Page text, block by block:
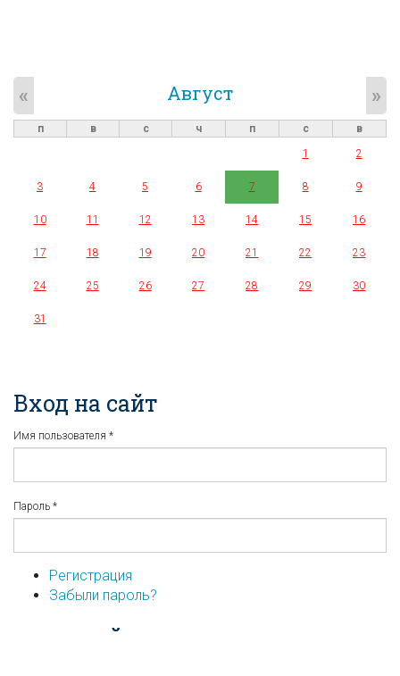
Август
« »
п в с ч п с
в
1
2
3 4 5 6 7 8 9
10 11 12 13 14 15 16
17 18 19 20 21 22 23
24 25 26 27 28 29 30
31
Вход на сайт
Имя пользователя *
Пароль *
Регистрация
Забыли пароль?
...или войдите используя